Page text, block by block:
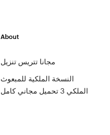
About
مجانا تتريس تنزيل
النسخة الملكية للمبعوث
الملكي 3 تحميل مجاني كامل